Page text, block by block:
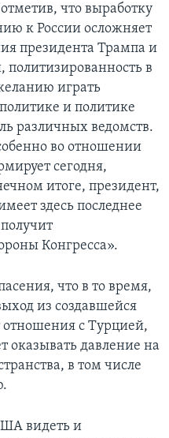
что выработку
к России осложняет
президента Трампа и
в
играть
и политике
различных ведомств.
во отношении
сегодня,
итоге, президент,
здесь последнее
Конгресса».
что в то время,
из создавшейся
отношения с Турцией,
давление на
в том числе
видеть и